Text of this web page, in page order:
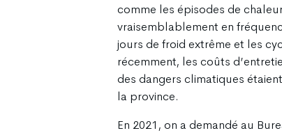
comme les épisodes de
vraisemblablement en
jours de froid extrême et les
récemment, les coûts
des dangers climatiques
la province.
En 2021, on a demandé au